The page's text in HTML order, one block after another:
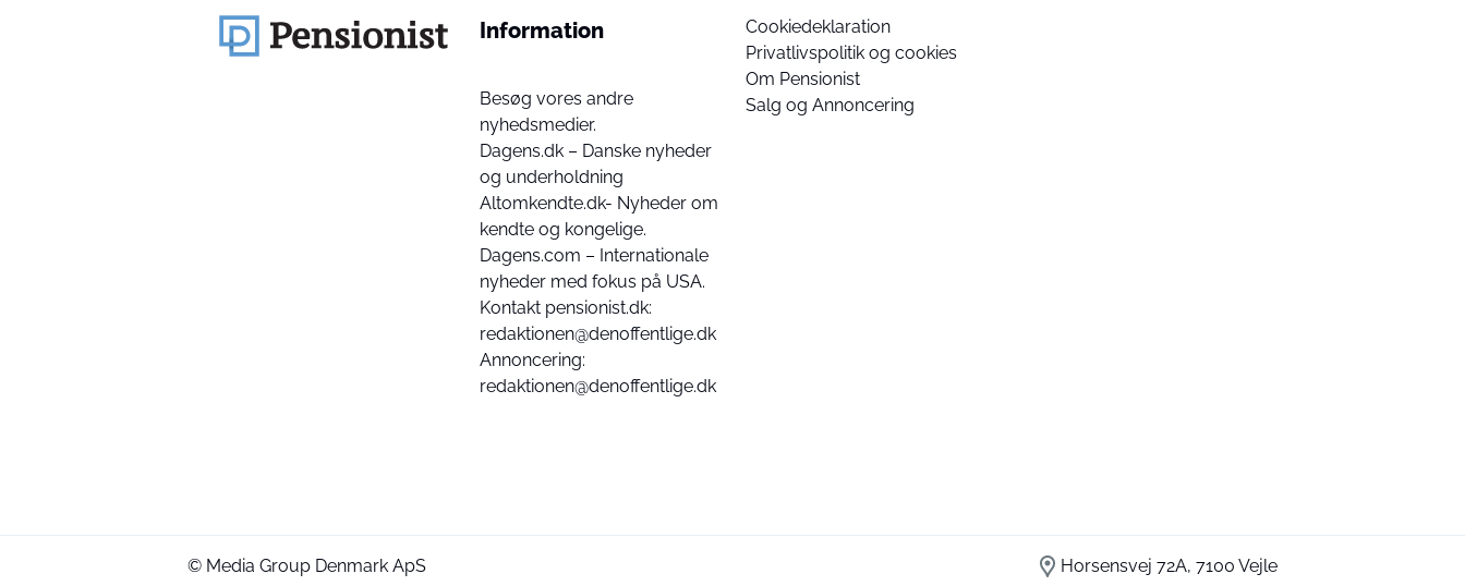
Information
Besøg vores andre
nyhedsmedier.
Dagens.dk – Danske nyheder
og underholdning
Altomkendte.dk- Nyheder om
kendte og kongelige.
Dagens.com – Internationale
nyheder med fokus på USA.
Kontakt pensionist.dk:
redaktionen@denoffentlige.dk
Annoncering:
redaktionen@denoffentlige.dk
Cookiedeklaration
Privatlivspolitik og cookies
Om Pensionist
Salg og Annoncering
© Media Group Denmark ApS Horsensvej 72A, 7100 Vejle